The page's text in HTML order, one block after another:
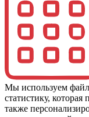
Мы используем
статистику,
также